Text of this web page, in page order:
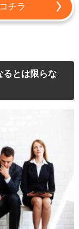
チラ
るとは限らな